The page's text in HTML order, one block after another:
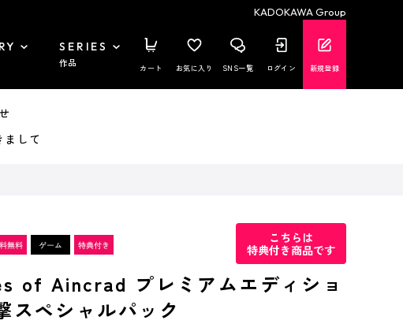
KADOKAWA Group
SERIES
作品 カート お気に入り SNS一覧 ログイン 新規登録
して
こちらは
特典付き商品です
of Aincrad プレミアムエディショ
スペシャルパック